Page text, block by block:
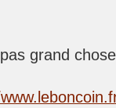
grand